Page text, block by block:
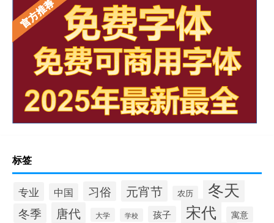
标签
专业 中国 习俗 元宵节 农历 冬天
冬季 唐代 大学 学校 孩子 宋代 寓意